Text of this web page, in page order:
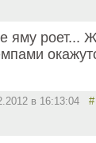
яму роет...
в 16:13:04